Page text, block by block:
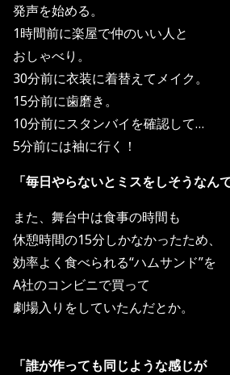
発声を始める。
1時間前に楽屋で仲のいい人と
おしゃべり。
30分前に衣装に着替えてメイク。
15分前に歯磨き。
10分前にスタンバイを確認して…
5分前には袖に行く！
「毎日やらないとミスをしそうなん
また、舞台中は食事の時間も
休憩時間の15分しかなかったため、
効率よく食べられる“ハムサンド”を
A社のコンビニで買って
劇場入りをしていたんだとか。
「誰が作っても同じような感じが